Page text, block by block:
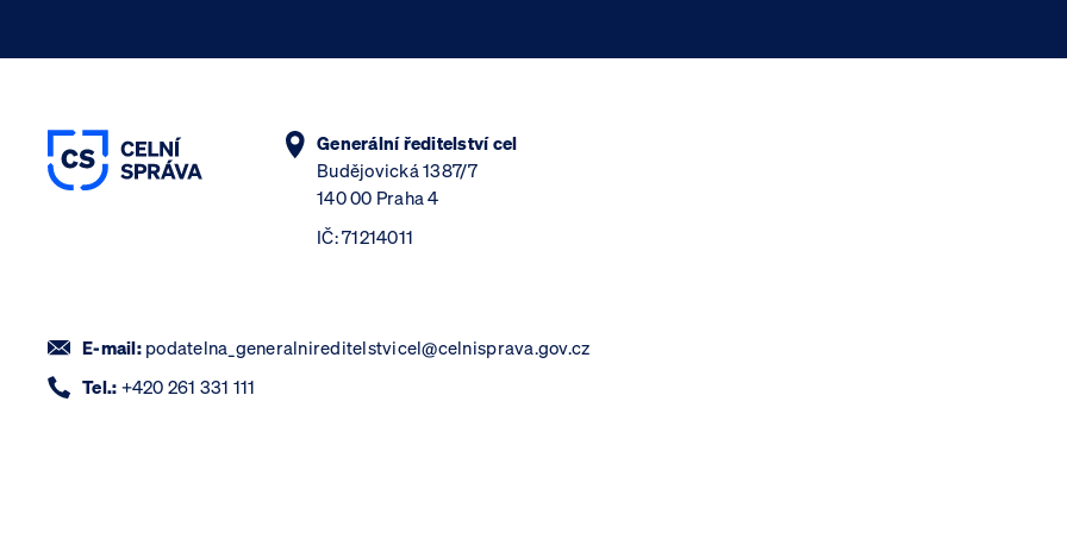
Generální ředitelství cel
Budějovická 1387/7
140 00 Praha 4
IČ: 71214011
E-mail: podatelna_generalnireditelstvicel@celnisprava.gov.cz
Tel.: +420 261 331 111